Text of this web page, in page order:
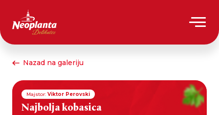
Nazad na galeriju
Majstor: Viktor Perovski
Najbolja kobasica